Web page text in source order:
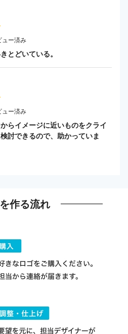
ー済み
とどいている。
ー済み
らイメージに近いものをクライ
討できるので、助かっていま
作る流れ